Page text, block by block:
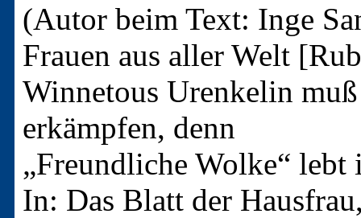
(Autor beim Text: Inge
Frauen aus aller Welt
Winnetous Urenkelin
erkämpfen, denn
„Freundliche Wolke“ lebt
In: Das Blatt der